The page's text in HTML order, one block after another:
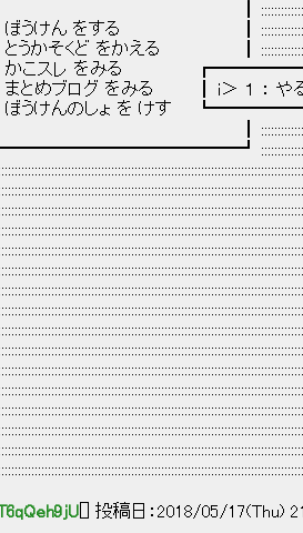
┃
ぼうけん をする ┃
うかそくど をかえる ┃
┃ かこスレ をみる
┃ まとめブログ をみる ┃ i＞ １
┃ ぼうけんのしょ を けす
┃
[] 投稿日：2018/05/17(Thu)